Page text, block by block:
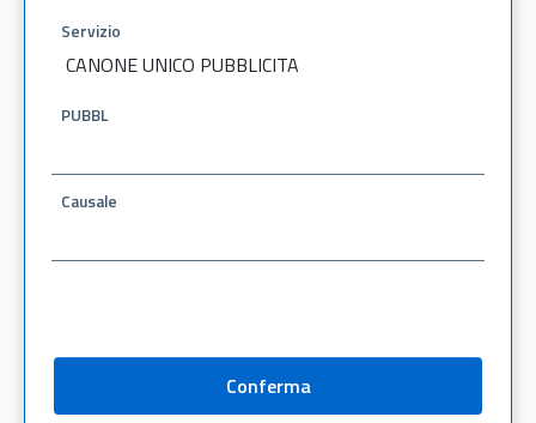
Servizio
CANONE UNICO PUBBLICITA
PUBBL
Causale
Conferma